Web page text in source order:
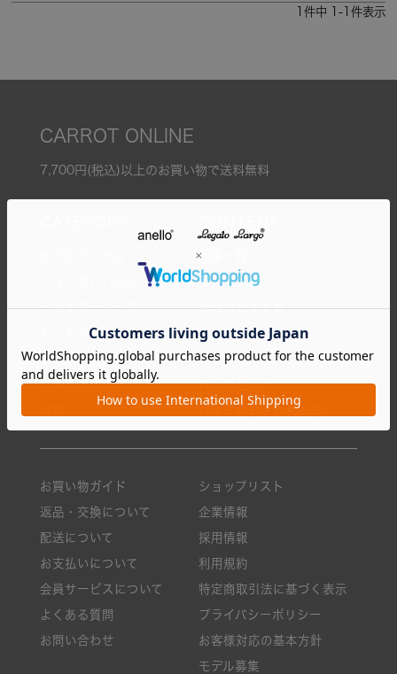
件中 -1 件表示
CARROT ONLINE
7,700円(税込)以上のお買い物で送料無料
リュック/バックパック
ショルダーバッグ
トートバッグ
クロスボディ
ボストンバッグ
特集一覧
ランキング
今月のおすすめ
新商品一覧
ニュース・メディア掲載
ロングセラー
バッグのお手入れ方法
お買い物ガイド
返品・交換について
配送について
お支払いについて
会員サービスについて
よくある質問
お問い合わせ
ショップリスト
企業情報
採用情報
利用規約
特定商取引法に基づく表示
プライバシーポリシー
お客様対応の基本方針
モデル募集